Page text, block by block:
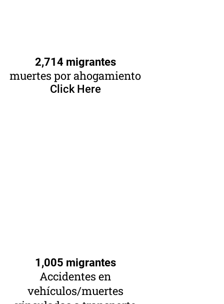
2,714 migrantes
muertes por ahogamiento
Click Here
1,005 migrantes
Accidentes en
vehículos/muertes